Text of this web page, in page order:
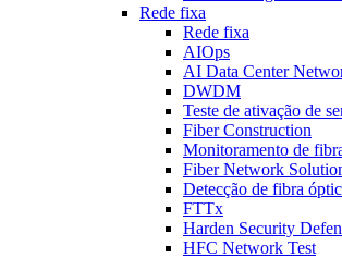
Rede fixa
Rede fixa
AIOps
AI Data Center
DWDM
Teste de ativação de
Fiber Construction
Monitoramento de
Fiber Network
Detecção de fibra
FTTx
Harden Security
HFC Network Test